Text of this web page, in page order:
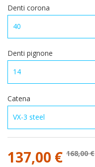
Denti corona
Denti pignone
Catena
137,00 € 168,00 €